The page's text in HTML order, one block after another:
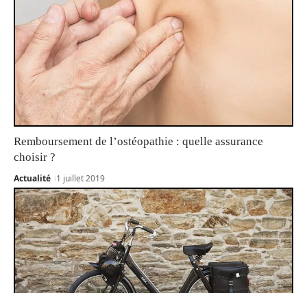
Remboursement de l’ostéopathie : quelle assurance
choisir ?
Actualité 1 juillet 2019